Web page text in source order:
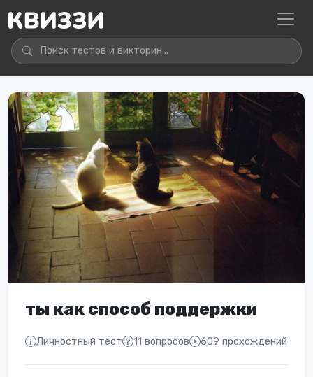
ты как способ поддержки
Личностный тест 11 вопросов 609 прохождений